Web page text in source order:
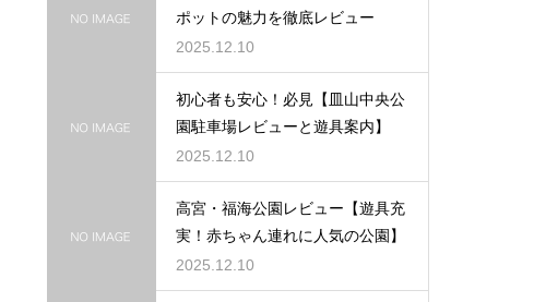
ポットの魅力を徹底レビュー
2025.12.10
初心者も安心！必見【皿山中央公
園駐車場レビューと遊具案内】
2025.12.10
高宮・福海公園レビュー【遊具充
実！赤ちゃん連れに人気の公園】
2025.12.10